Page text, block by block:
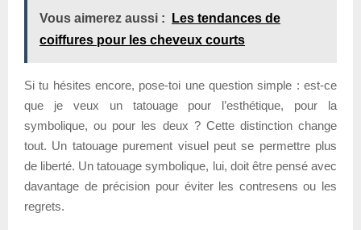
Vous aimerez aussi :
Les tendances de
coiffures pour les cheveux courts
Si tu hésites encore, pose-toi une question simple : est-ce
que je veux un tatouage pour l’esthétique, pour la
symbolique, ou pour les deux ? Cette distinction change
tout. Un tatouage purement visuel peut se permettre plus
de liberté. Un tatouage symbolique, lui, doit être pensé avec
davantage de précision pour éviter les contresens ou les
regrets.